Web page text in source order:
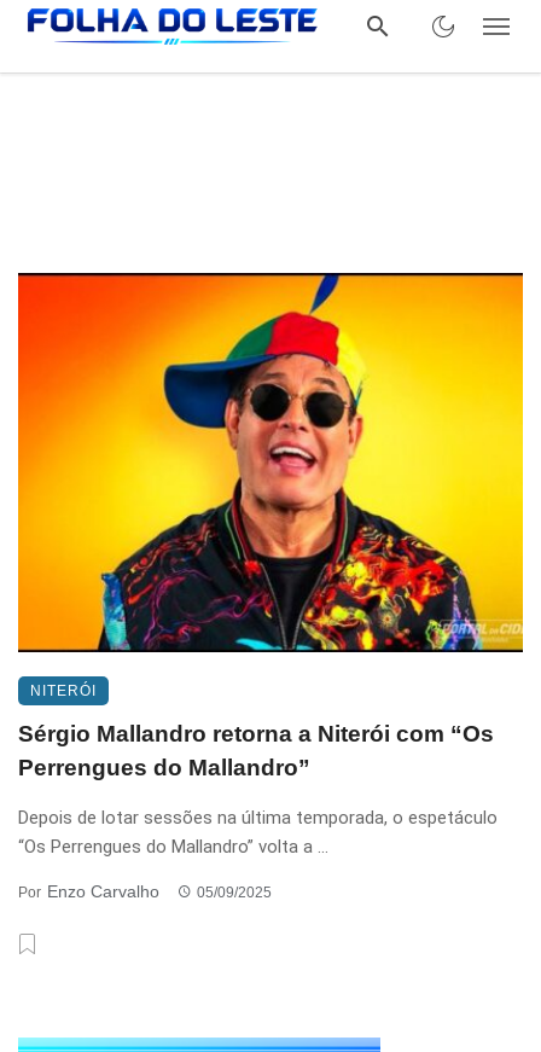
NITERÓI
Sérgio Mallandro retorna a Niterói com “Os
Perrengues do Mallandro”
Depois de lotar sessões na última temporada, o espetáculo
“Os Perrengues do Mallandro” volta a ...
Por Enzo Carvalho 05/09/2025